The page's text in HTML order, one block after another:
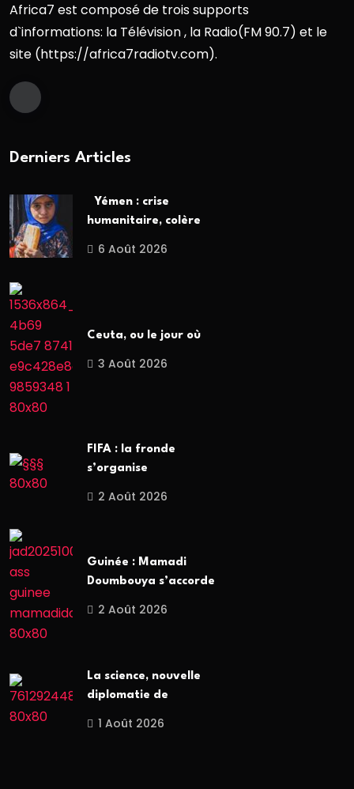
Africa7 est composé de trois supports
d`informations: la Télévision , la Radio(FM 90.7) et le
site (https://africa7radiotv.com).
Derniers Articles
Yémen : crise
humanitaire, colère
6 Août 2026
Ceuta, ou le jour où
3 Août 2026
FIFA : la fronde
s’organise
2 Août 2026
Guinée : Mamadi
Doumbouya s’accorde
2 Août 2026
La science, nouvelle
diplomatie de
1 Août 2026